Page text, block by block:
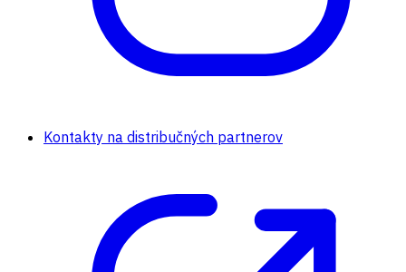
Kontakty na distribučných partnerov